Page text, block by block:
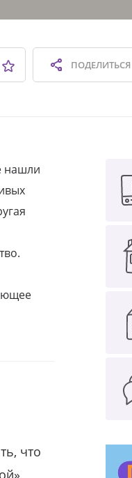
ПОДЕЛИТЬСЯ
нашли
что